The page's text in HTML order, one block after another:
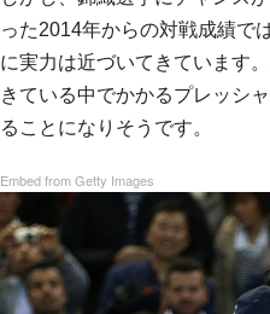
った2014年からの対戦成績で
に実力は近づいてきています
きている中でかかるプレッシ
ることになりそうです。
Embed from Getty Images